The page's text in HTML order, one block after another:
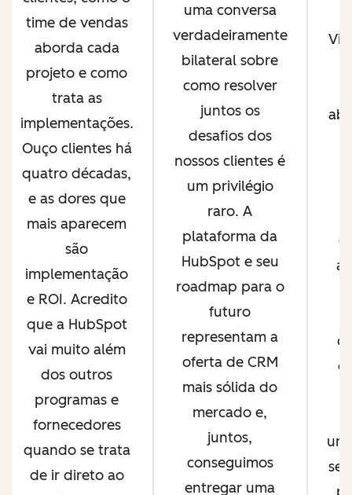
time de vendas
aborda cada
projeto e como
trata as
implementações.
Ouço clientes há
quatro décadas,
e as dores que
mais aparecem
são
implementação
e ROI. Acredito
que a HubSpot
vai muito além
dos outros
programas e
fornecedores
quando se trata
de ir direto ao
uma conversa
verdadeiramente
bilateral sobre
como resolver
juntos os
desafios dos
nossos clientes é
um privilégio
raro. A
plataforma da
HubSpot e seu
roadmap para o
futuro
representam a
oferta de CRM
mais sólida do
mercado e,
juntos,
conseguimos
entregar uma